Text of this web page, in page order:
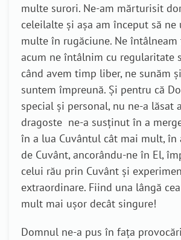
multe surori. Ne-am mărturisit
celeilalte și așa am început să ne
multe în rugăciune. Ne
acum ne întâlnim cu regularitate
când avem timp liber, ne sunăm
suntem împreună. Și pentru că
special și personal, nu ne-a lăsat
dragoste ne-a susținut în a
în a lua Cuvântul cât mai mult, în
de Cuvânt, ancorându-ne în El,
celui rău prin Cuvânt și
extraordinare. Fiind una lângă
mult mai ușor decât singure!
Domnul ne-a pus în fața